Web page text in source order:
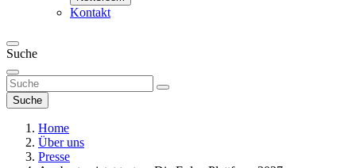
Kontakt
Suche
Suche
Home
Über uns
Presse